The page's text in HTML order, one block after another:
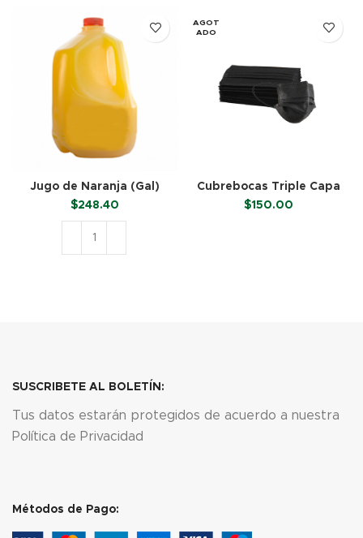
Jugo de Naranja (Gal)
$248.40
AGOT
ADO
Cubrebocas Triple Capa
Termosellado – Negro (50
$150.00
SUSCRIBETE AL BOLETÍN:
Tus datos estarán protegidos de acuerdo a nuestra
Política de Privacidad
Métodos de Pago: